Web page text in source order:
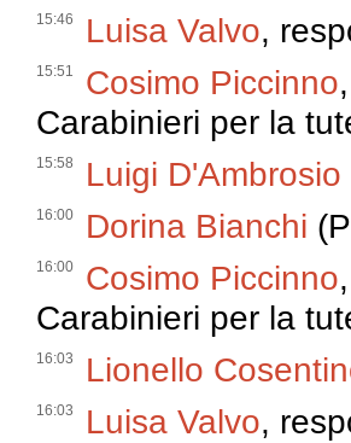
15:46 Luisa Valvo,
15:51 Cosimo Piccinno
Carabinieri per la
15:58 Luigi D'Ambrosio
16:00 Dorina Bianchi
16:00 Cosimo Piccinno
Carabinieri per la
16:03 Lionello
16:03 Luisa Valvo,